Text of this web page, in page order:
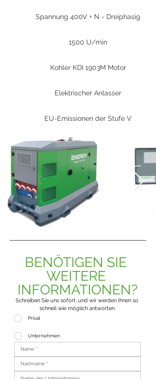
Spannung 400V + N - Dreiphasig
1500 U/min
Kohler KDI 1903M Motor
Elektrischer Anlasser
EU-Emissionen der Stufe V
BENÖTIGEN SIE
WEITERE
INFORMATIONEN?
Schreiben Sie uns sofort, und wir werden Ihnen so
schnell wie möglich antworten.
Privat
Unternehmen